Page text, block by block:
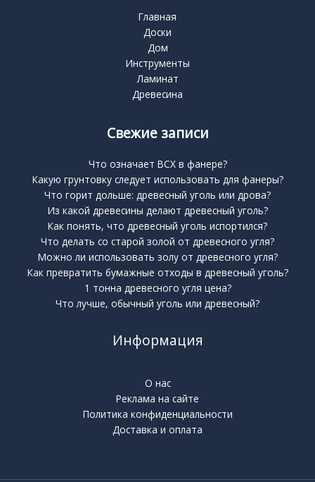
Главная
Доски
Дом
Инструменты
Ламинат
Древесина
Свежие записи
Что означает BCX в фанере?
Какую грунтовку следует использовать для фанеры?
Что горит дольше: древесный уголь или дрова?
Из какой древесины делают древесный уголь?
Как понять, что древесный уголь испортился?
Что делать со старой золой от древесного угля?
Можно ли использовать золу от древесного угля?
Как превратить бумажные отходы в древесный уголь?
1 тонна древесного угля цена?
Что лучше, обычный уголь или древесный?
Информация
О нас
Реклама на сайте
Политика конфиденциальности
Доставка и оплата